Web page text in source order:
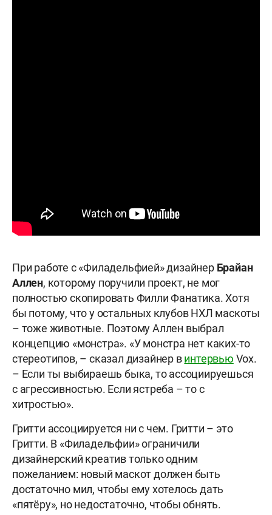
При работе с «Филадельфией» дизайнер Брайан
Аллен, которому поручили проект, не мог
полностью скопировать Филли Фанатика. Хотя
бы потому, что у остальных клубов НХЛ маскоты
– тоже животные. Поэтому Аллен выбрал
концепцию «монстра». «У монстра нет каких-то
стереотипов, – сказал дизайнер винтервью Vox.
– Если ты выбираешь быка, то ассоциируешься
с агрессивностью. Если ястреба – то с
хитростью».
Гритти ассоциируется ни с чем. Гритти – это
Гритти. В «Филадельфии» ограничили
дизайнерский креатив только одним
пожеланием: новый маскот должен быть
достаточно мил, чтобы ему хотелось дать
«пятёру», но недостаточно, чтобы обнять.